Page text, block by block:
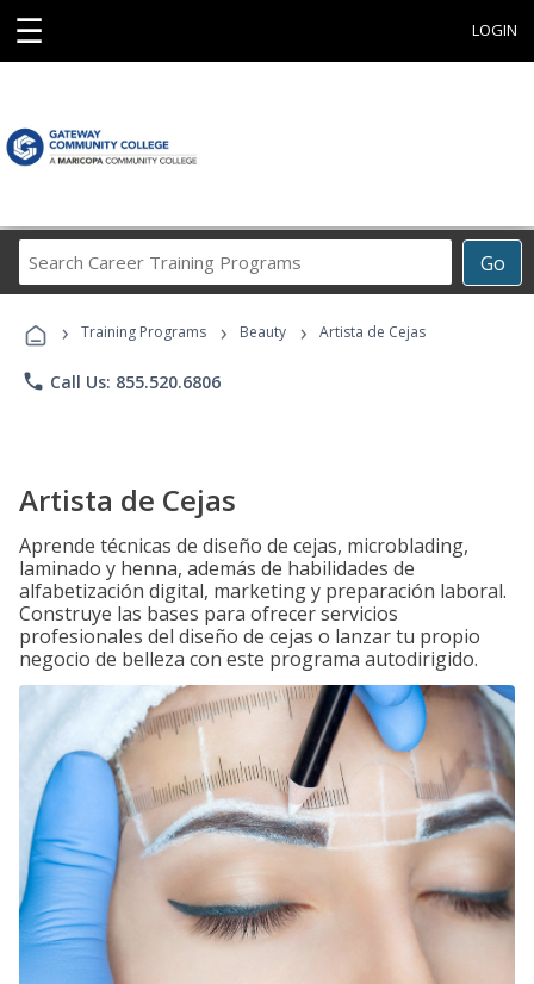
☰ LOGIN
Go
Career
Programs
› Training Programs › Beauty › Artista de Cejas
phone Call Us: 855.520.6806
Artista de Cejas
Aprende técnicas de diseño de cejas, microblading,
laminado y henna, además de habilidades de
alfabetización digital, marketing y preparación laboral.
Construye las bases para ofrecer servicios
profesionales del diseño de cejas o lanzar tu propio
negocio de belleza con este programa autodirigido.